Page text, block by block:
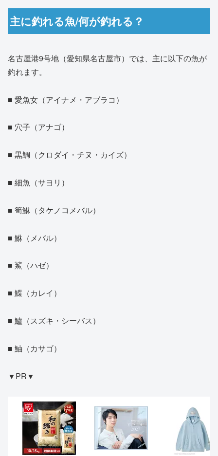
主に釣れる魚/何が釣れる？
名古屋港9号地（愛知県名古屋市）では、主に以下の魚が
釣れます。
■ 愛魚女（アイナメ・アブラコ）
■ 穴子（アナゴ）
■ 黒鯛（クロダイ・チヌ・カイズ）
■ 細魚（サヨリ）
■ 筍鮴（タケノコメバル）
■ 鮴（メバル）
■ 鯊（ハゼ）
■ 鰈（カレイ）
■ 鱸（スズキ・シーバス）
■ 鮋（カサゴ）
▼PR▼